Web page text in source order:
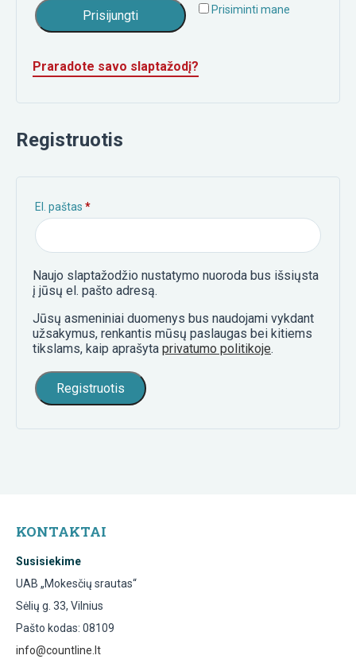
Prisiminti mane
Prisijungti
Praradote savo slaptažodį?
Registruotis
El. paštas *Privalomas
Naujo slaptažodžio nustatymo nuoroda bus išsiųsta
į jūsų el. pašto adresą.
Jūsų asmeniniai duomenys bus naudojami vykdant
užsakymus, renkantis mūsų paslaugas bei kitiems
tikslams, kaip aprašyta privatumo politikoje.
Registruotis
KONTAKTAI
Susisiekime
UAB „Mokesčių srautas“
Sėlių g. 33, Vilnius
Pašto kodas: 08109
info@countline.lt